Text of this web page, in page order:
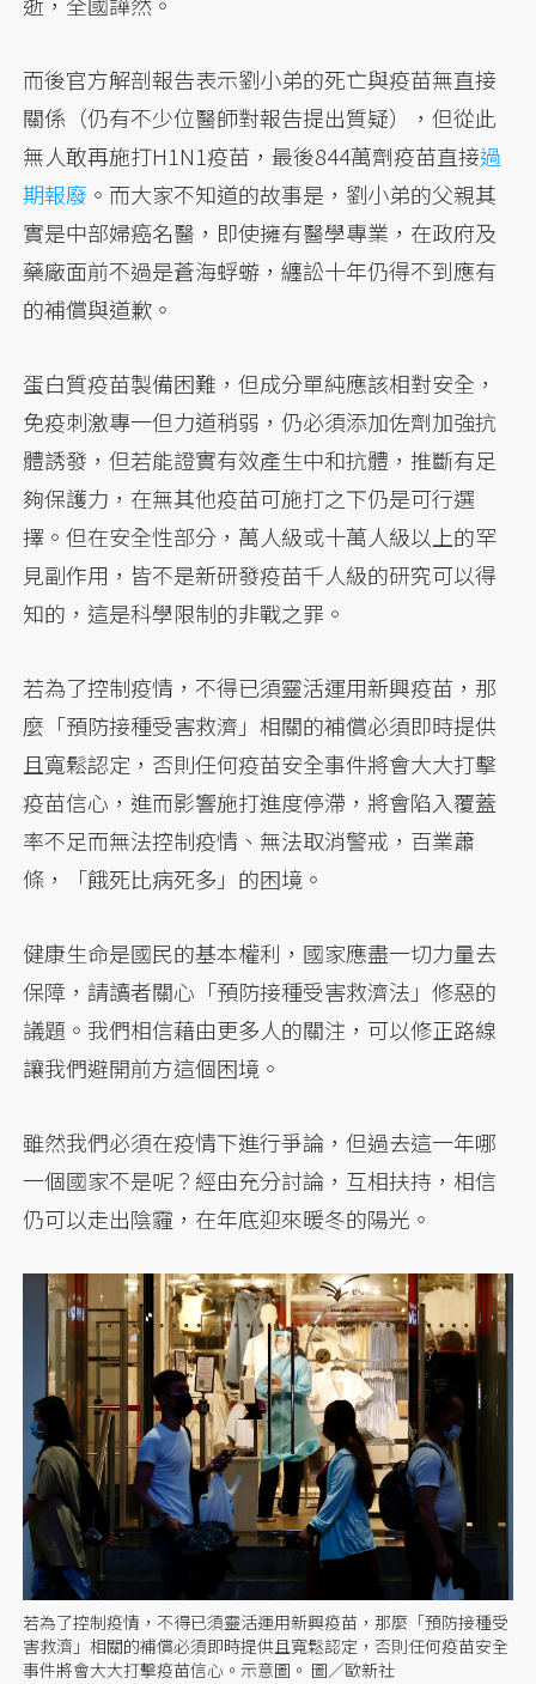
而後官方解剖報告表示劉小弟的死亡與疫苗無直接
關係（仍有不少位醫師對報告提出質疑），但從此
無人敢再施打H1N1疫苗，最後844萬劑疫苗直接過
期報廢 。而大家不知道的故事是，劉小弟的父親其
實是中部婦癌名醫，即使擁有醫學專業，在政府及
藥廠面前不過是蒼海蜉蝣，纏訟十年仍得不到應有
的補償與道歉。
蛋白質疫苗製備困難，但成分單純應該相對安全，
免疫刺激專一但力道稍弱，仍必須添加佐劑加強抗
體誘發，但若能證實有效產生中和抗體，推斷有足
夠保護力，在無其他疫苗可施打之下仍是可行選
擇。但在安全性部分，萬人級或十萬人級以上的罕
見副作用，皆不是新研發疫苗千人級的研究可以得
知的，這是科學限制的非戰之罪。
若為了控制疫情，不得已須靈活運用新興疫苗，那
麼「預防接種受害救濟」相關的補償必須即時提供
且寬鬆認定，否則任何疫苗安全事件將會大大打擊
疫苗信心，進而影響施打進度停滯，將會陷入覆蓋
率不足而無法控制疫情、無法取消警戒，百業蕭
條，「餓死比病死多」的困境。
健康生命是國民的基本權利，國家應盡一切力量去
保障，請讀者關心「預防接種受害救濟法」修惡的
議題。我們相信藉由更多人的關注，可以修正路線
讓我們避開前方這個困境。
雖然我們必須在疫情下進行爭論，但過去這一年哪
一個國家不是呢？經由充分討論，互相扶持，相信
仍可以走出陰霾，在年底迎來暖冬的陽光。
若為了控制疫情，不得已須靈活運用新興疫苗，那麼「預防接種受
害救濟」相關的補償必須即時提供且寬鬆認定，否則任何疫苗安全
事件將會大大打擊疫苗信心。示意圖。 圖／歐新社